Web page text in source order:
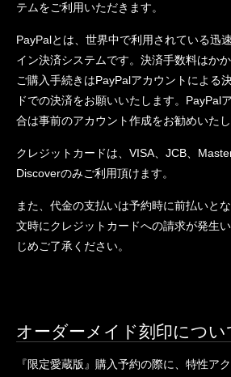
テムをご利用いただきます。
PayPalとは、世界中で利用されている迅
イン決済システムです。決済手数料はかか
ご購入手続きはPayPalアカウントによる
ドでの決済をお願いいたします。PayPal
合は事前のアカウント作成をお勧めいたし
クレジットカードは、VISA、JCB、
Discoverのみご利用頂けます。
また、代金の支払いは予約時に前払いと
文時にクレジットカードへの請求が発生
じめご了承ください。
オーダーメイド刻印につい
『限定愛蔵版』購入予約の際に、特性ア